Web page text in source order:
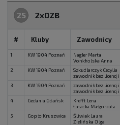
25 2xDZB
# Kluby Zawodnicy
1 KW 1904 Poznań Nagler Marta
Vonkholska Anna
2 KW 1904 Poznań Szkudlarczyk Cecylia
zawodnik bez licencji
3 KW 1904 Poznań
zawodnik bez licencji
zawodnik bez licencji
4 Gedania Gdańsk Krefft Lena
Łasicka Małgorzata
5 Gopło Kruszwica Śliwiak Laura
Zielińska Olga